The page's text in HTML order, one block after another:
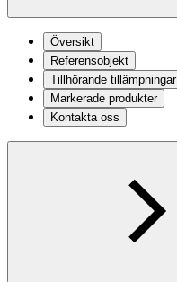
Översikt
Referensobjekt
Tillhörande tillämpningar
Markerade produkter
Kontakta oss